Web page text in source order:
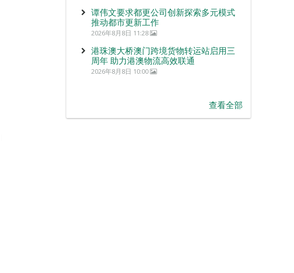
谭伟文要求都更公司创新探索多元模式
推动都市更新工作
2026年8月8日 11:28
港珠澳大桥澳门跨境货物转运站启用三
周年 助力港澳物流高效联通
2026年8月8日 10:00
查看全部